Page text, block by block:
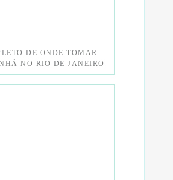
DE ONDE TOMAR
NO RIO DE JANEIRO